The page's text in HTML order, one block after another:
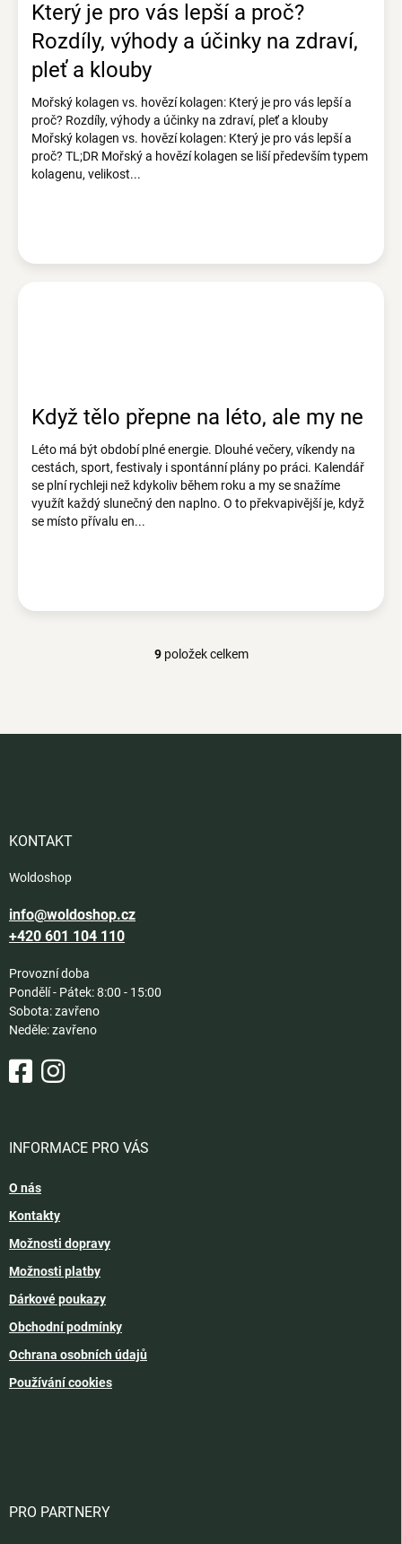
Který je pro vás lepší a proč?
Rozdíly, výhody a účinky na zdraví,
pleť a klouby
Mořský kolagen vs. hovězí kolagen: Který je pro vás lepší a
proč? Rozdíly, výhody a účinky na zdraví, pleť a klouby
Mořský kolagen vs. hovězí kolagen: Který je pro vás lepší a
proč? TL;DR Mořský a hovězí kolagen se liší především typem
kolagenu, velikost...
Když tělo přepne na léto, ale my ne
Léto má být období plné energie. Dlouhé večery, víkendy na
cestách, sport, festivaly i spontánní plány po práci. Kalendář
se plní rychleji než kdykoliv během roku a my se snažíme
využít každý slunečný den naplno. O to překvapivější je, když
se místo přívalu en...
O
d
9položek celkem
KONTAKT
Woldoshop
info@woldoshop.cz
+420 601 104 110
Provozní doba
Pondělí - Pátek: 8:00 - 15:00
Sobota: zavřeno
Neděle: zavřeno
INFORMACE PRO VÁS
O nás
Kontakty
Možnosti dopravy
Možnosti platby
Dárkové poukazy
Obchodní podmínky
Ochrana osobních údajů
Používání cookies
PRO PARTNERY